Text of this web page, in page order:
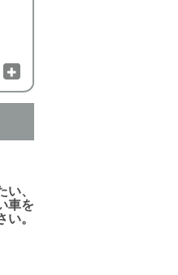
、
車を
。